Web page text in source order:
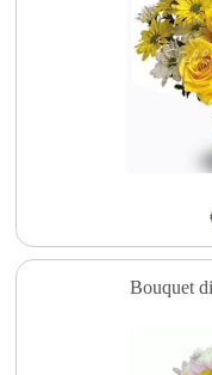
Bouquet